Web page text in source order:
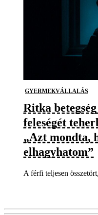
GYERMEKVÁLLALÁS
Ritka
feleségét
„Azt mondta,
elhagyhatom”
A férfi teljesen